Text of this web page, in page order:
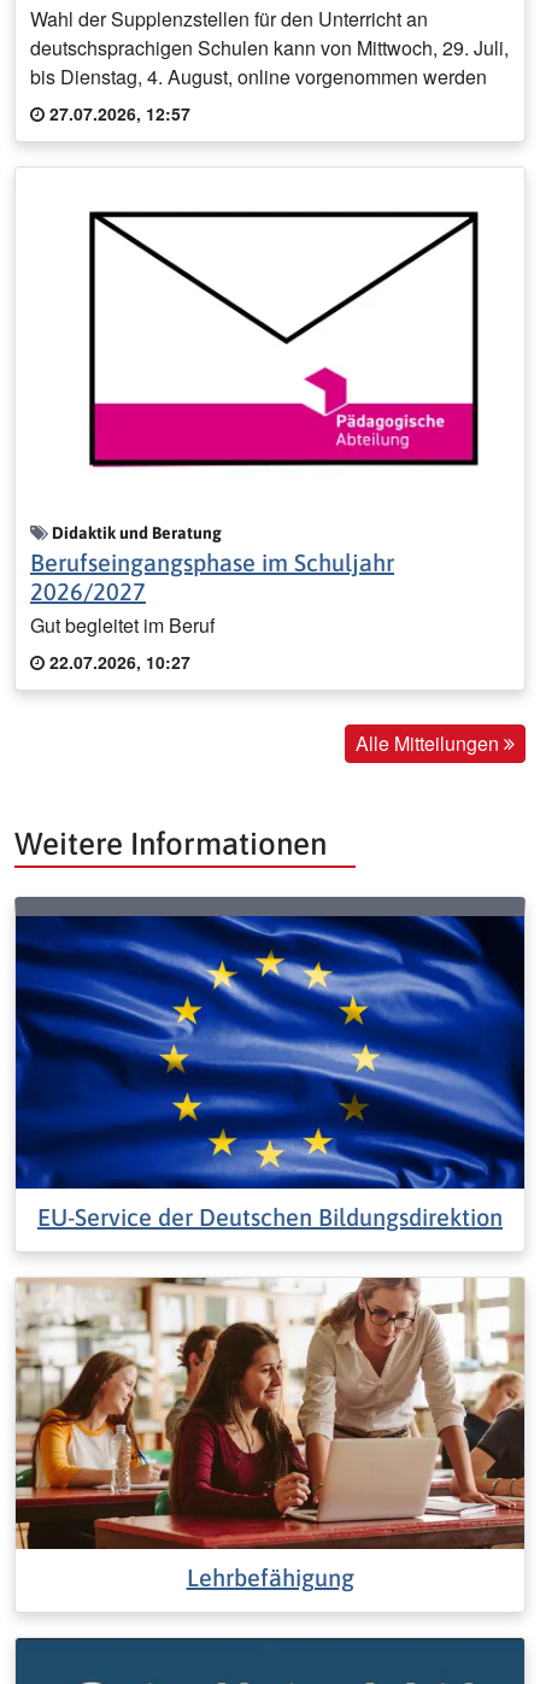
Wahl der Supplenzstellen für den Unterricht an
deutschsprachigen Schulen kann von Mittwoch, 29. Juli,
bis Dienstag, 4. August, online vorgenommen werden
27.07.2026, 12:57
Didaktik und Beratung
Berufseingangsphase im Schuljahr
2026/2027
Gut begleitet im Beruf
22.07.2026, 10:27
Alle Mitteilungen
Weitere Informationen
EU-Service der Deutschen Bildungsdirektion
Lehrbefähigung